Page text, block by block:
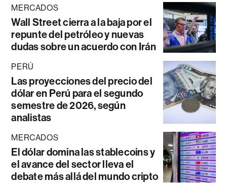
MERCADOS
Wall Street cierra a la baja por el
repunte del petróleo y nuevas
dudas sobre un acuerdo con Irán
PERÚ
Las proyecciones del precio del
dólar en Perú para el segundo
semestre de 2026, según
analistas
MERCADOS
El dólar domina las stablecoins y
el avance del sector lleva el
debate más allá del mundo cripto